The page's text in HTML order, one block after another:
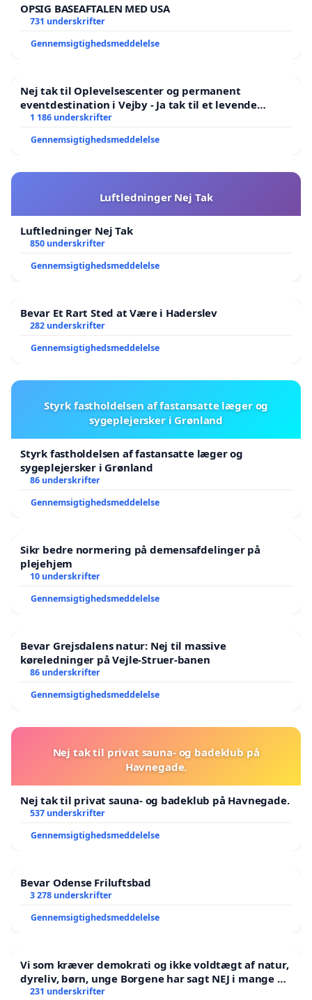
OPSIG BASEAFTALEN MED USA
731 underskrifter
Gennemsigtighedsmeddelelse
Nej tak til Oplevelsescenter og permanent
eventdestination i Vejby - Ja tak til et levende
lokalområde i balance
1 186 underskrifter
Gennemsigtighedsmeddelelse
Luftledninger Nej Tak
Luftledninger Nej Tak
850 underskrifter
Gennemsigtighedsmeddelelse
Bevar Et Rart Sted at Være i Haderslev
282 underskrifter
Gennemsigtighedsmeddelelse
Styrk fastholdelsen af fastansatte læger og
sygeplejersker i Grønland
Styrk fastholdelsen af fastansatte læger og
sygeplejersker i Grønland
86 underskrifter
Gennemsigtighedsmeddelelse
Sikr bedre normering på demensafdelinger på
plejehjem
10 underskrifter
Gennemsigtighedsmeddelelse
Bevar Grejsdalens natur: Nej til massive
køreledninger på Vejle-Struer-banen
86 underskrifter
Gennemsigtighedsmeddelelse
Nej tak til privat sauna- og badeklub på
Havnegade.
Nej tak til privat sauna- og badeklub på Havnegade.
537 underskrifter
Gennemsigtighedsmeddelelse
Bevar Odense Friluftsbad
3 278 underskrifter
Gennemsigtighedsmeddelelse
Vi som kræver demokrati og ikke voldtægt af natur,
dyreliv, børn, unge Borgene har sagt NEJ i mange år.
Der er
231 underskrifter